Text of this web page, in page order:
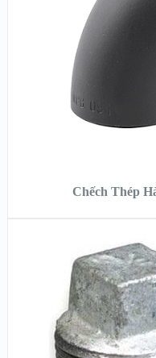
Chếch Thép